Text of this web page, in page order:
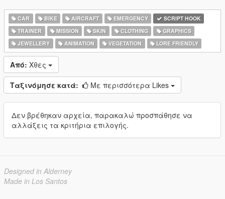
CAR BIKE AIRCRAFT EMERGENCY
SCRIPT HOOK
TRAINER
MISSION SKIN CLOTHING
GRAPHICS
JEWELLERY
ANIMATION VEGETATION LORE FRIENDLY
Από: Χθες
Ταξινόμησε κατά: Με περισσότερα Likes
Δεν βρέθηκαν αρχεία, παρακαλώ προσπάθησε να
αλλάξεις τα κριτήρια επιλογής.
Designed in Alderney
Made in Los Santos